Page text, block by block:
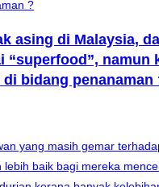
asing di Malaysia,
“superfood”, namun
bidang penanaman